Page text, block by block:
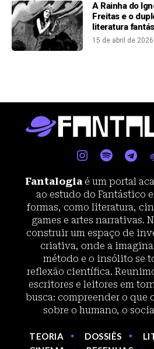
A Rainha do
Freitas e o
literatura
15 de abril de 2026
Fantalogia é um portal
ao estudo do Fantástico
formas, como literatura,
games e artes narrativas.
construir um espaço de
criativa, onde a
método e o insólito se
reflexão científica.
escritores e leitores em
busca: compreender o que
sobre o humano, o
TEORIA DOSSIÊS